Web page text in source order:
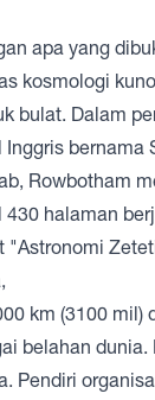
apa yang
kosmologi
bulat. Dalam
bernama
, Rowbotham
halaman
"Astronomi
,
km (3100 mil)
belahan dunia.
Pendiri